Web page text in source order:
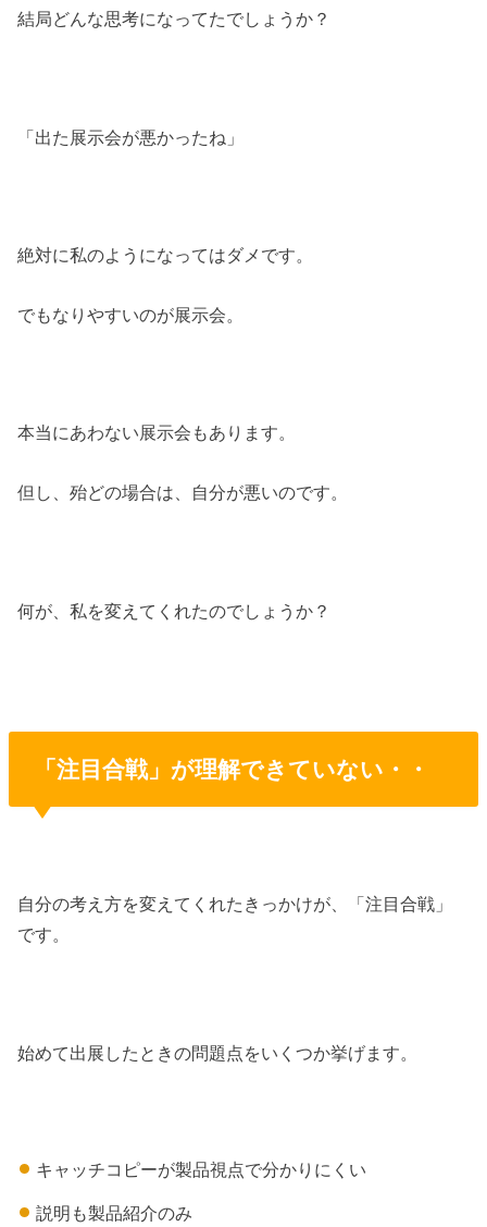
結局どんな思考になってたでしょうか？
「出た展示会が悪かったね」
絶対に私のようになってはダメです。
でもなりやすいのが展示会。
本当にあわない展示会もあります。
但し、殆どの場合は、自分が悪いのです。
何が、私を変えてくれたのでしょうか？
「注目合戦」が理解できていない・・
自分の考え方を変えてくれたきっかけが、「注目合戦」
です。
始めて出展したときの問題点をいくつか挙げます。
キャッチコピーが製品視点で分かりにくい
説明も製品紹介のみ